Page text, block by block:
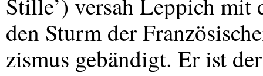
den Sturm der
zismus gebändigt. Er ist